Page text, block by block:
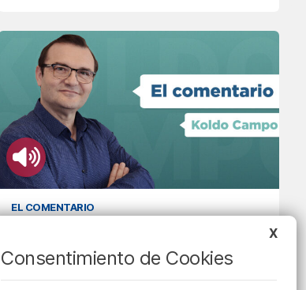
EL COMENTARIO
12/04/2023 • 08:48 • RADIO POPULAR - HERRI IRRATIA
X
Consentimiento de Cookies